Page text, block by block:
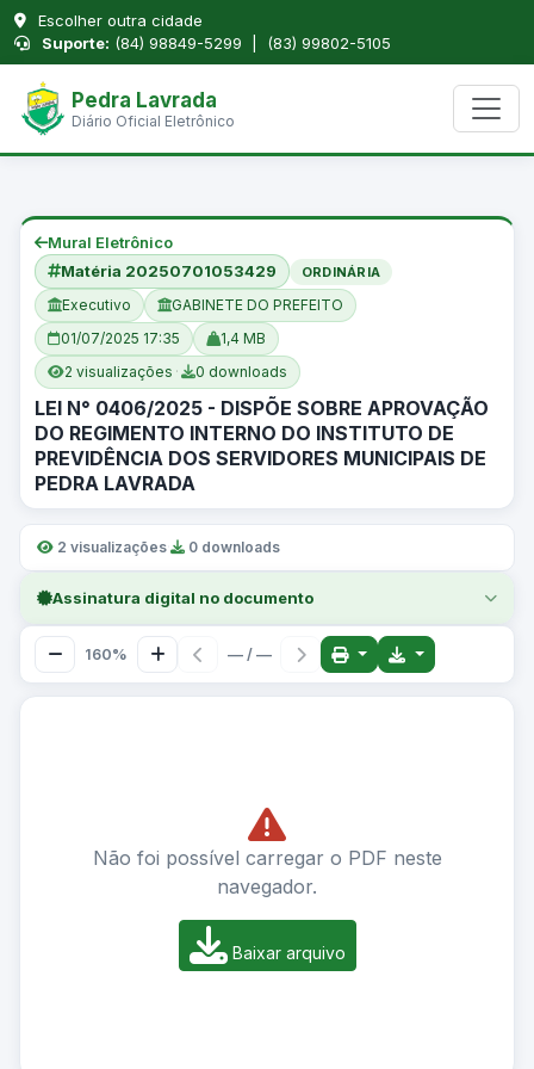
Escolher outra cidade
Suporte: (84) 98849-5299 | (83) 99802-5105
Pedra Lavrada
Diário Oficial Eletrônico
Mural Eletrônico
Matéria 20250701053429
ORDINÁRIA
Executivo
GABINETE DO PREFEITO
01/07/2025 17:35
1,4 MB
2 visualizações · 0 downloads
LEI N° 0406/2025 - DISPÕE SOBRE APROVAÇÃO
DO REGIMENTO INTERNO DO INSTITUTO DE
PREVIDÊNCIA DOS SERVIDORES MUNICIPAIS DE
PEDRA LAVRADA
2 visualizações 0 downloads
Assinatura digital no documento
160% — / —
Não foi possível carregar o PDF neste
navegador.
Baixar arquivo